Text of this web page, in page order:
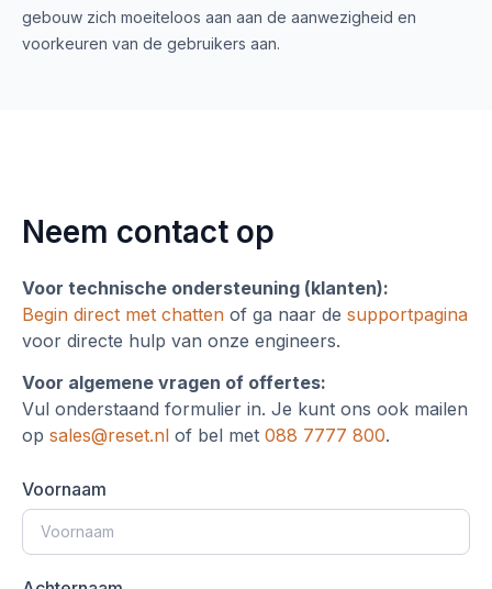
gebouw zich moeiteloos aan aan de aanwezigheid en
voorkeuren van de gebruikers aan.
Neem contact op
Voor technische ondersteuning (klanten):
Begin direct met chatten of ga naar de supportpagina
voor directe hulp van onze engineers.
Voor algemene vragen of offertes:
Vul onderstaand formulier in. Je kunt ons ook mailen
op sales@reset.nl of bel met 088 7777 800.
Voornaam